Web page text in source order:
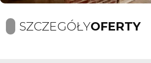
SZCZEGÓŁYOFERTY